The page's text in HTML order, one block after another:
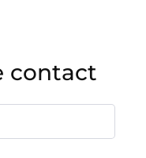
contact